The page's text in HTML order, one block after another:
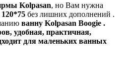
Kolpasan, но Вам нужна
без лишних дополнений .
ванну Kolpasan Boogie .
удобная, практичная,
для маленьких ванных